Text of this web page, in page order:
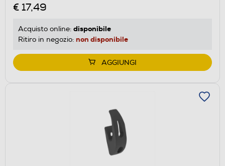
€ 17,49
Acquisto online: disponibile
Ritiro in negozio: non disponibile
AGGIUNGI